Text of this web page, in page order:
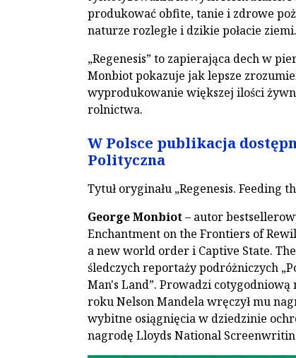
produkować obfite, tanie i zdrowe
naturze rozległe i dzikie połacie ziemi.
„Regenesis” to zapierająca dech w
Monbiot pokazuje jak lepsze
wyprodukowanie większej ilości
rolnictwa.
W Polsce publikacja
Polityczna
Tytuł oryginału „Regenesis.
George Monbiot– autor
Enchantment on the Frontiers of
a new world order i Captive State.
śledczych reportaży podróżniczych
Man's Land”. Prowadzi
roku Nelson Mandela wręczył mu
wybitne osiągnięcia w dziedzinie
nagrodę Lloyds National